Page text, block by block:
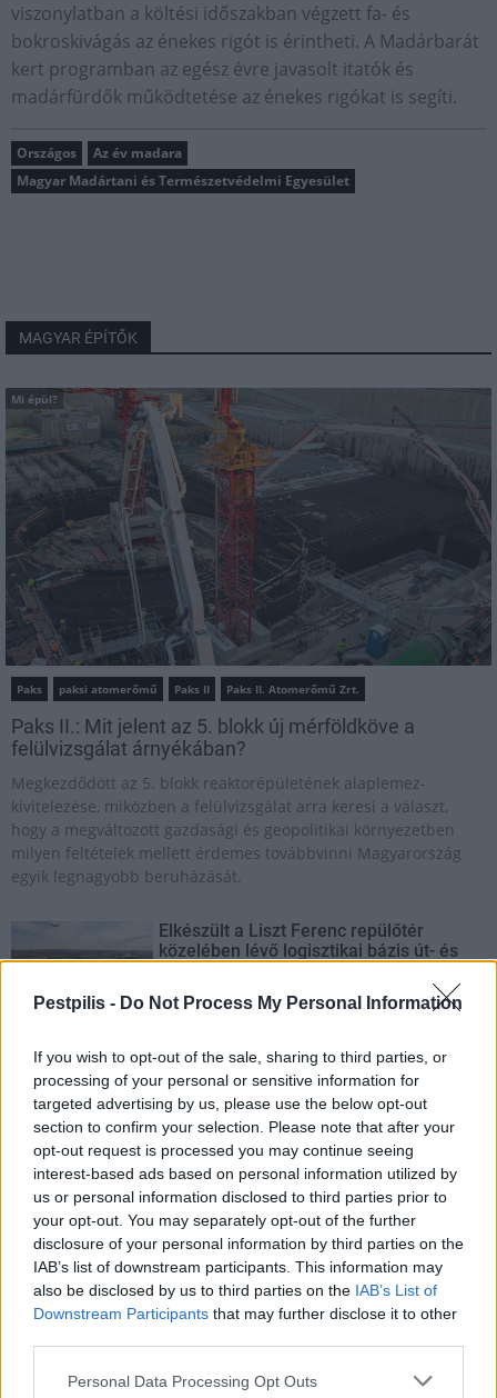
Pestpilis - Do Not Process My Personal Information
If you wish to opt-out of the sale, sharing to third parties, or
processing of your personal or sensitive information for
targeted advertising by us, please use the below opt-out
section to confirm your selection. Please note that after your
opt-out request is processed you may continue seeing
interest-based ads based on personal information utilized by
us or personal information disclosed to third parties prior to
your opt-out. You may separately opt-out of the further
disclosure of your personal information by third parties on the
IAB’s list of downstream participants. This information may
also be disclosed by us to third parties on the IAB’s List of
Downstream Participants that may further disclose it to other
Personal Data Processing Opt Outs
viszonylatban a költési időszakban végzett fa- és
bokroskivágás az énekes rigót is érintheti. A Madárbarát
kert programban az egész évre javasolt itatók és
madárfürdők működtetése az énekes rigókat is segíti.
Országos
Az év madara
Magyar Madártani és Természetvédelmi Egyesület
MAGYAR ÉPÍTŐK
Mi épül?
Paks paksi atomerőmű Paks II Paks II. Atomerőmű Zrt.
Paks II.: Mit jelent az 5. blokk új mérföldköve a
felülvizsgálat árnyékában?
Megkezdődött az 5. blokk reaktorépületének alaplemez-
kivitelezése, miközben a felülvizsgálat arra keresi a választ,
hogy a megváltozott gazdasági és geopolitikai környezetben
milyen feltételek mellett érdemes továbbvinni Magyarország
egyik legnagyobb beruházását.
Elkészült a Liszt Ferenc repülőtér
közelében lévő logisztikai bázis út- és
Látlelet a hazai víziközművekről?
Egyetlen, fél évszázados vezetéken
múlt Bicske vízellátása
Épített öröksége megújításával is készül
Mohács a csata ötszázadik
évfordulójára
A tengerfenék alatt négy óriáskábellel
kötik össze Spanyolország és